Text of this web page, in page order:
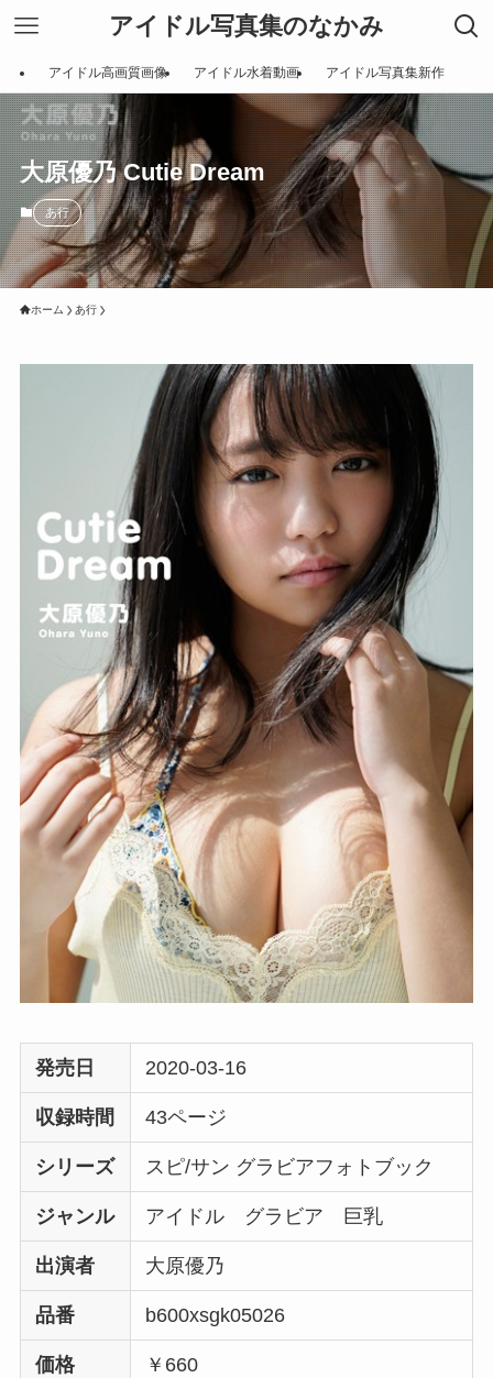
アイドル写真集のなかみ
アイドル高画質画像 アイドル水着動画 アイドル写真集新作
大原優乃 Cutie Dream
あ行
ホーム あ行
発売日 2020-03-16
収録時間 43ページ
シリーズ スピ/サン グラビアフォトブック
ジャンル アイドル グラビア 巨乳
出演者 大原優乃
品番 b600xsgk05026
価格 ￥660